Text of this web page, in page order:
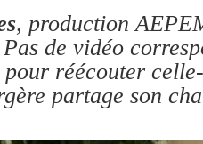
, production
de vidéo
réécouter
partage son